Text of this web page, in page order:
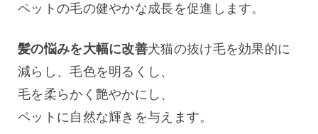
ペットの毛の健やかな成長を促進します。
髪の悩みを大幅に改善犬猫の抜け毛を効果的に
減らし、毛色を明るくし、
毛を柔らかく艶やかにし、
ペットに自然な輝きを与えます。